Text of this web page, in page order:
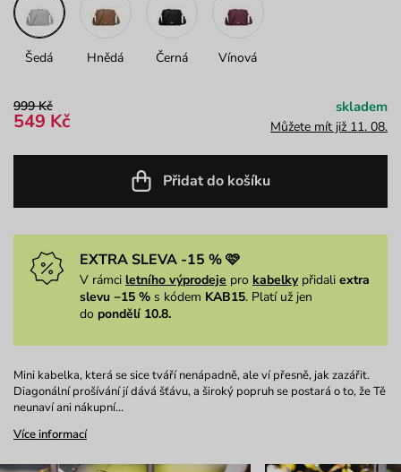
Šedá Hnědá Černá Vínová
999 Kč
549 Kč
skladem
Můžete mít již 11. 08.
Přidat do košíku
EXTRA SLEVA -15 % 🩷
V rámci letního výprodeje pro kabelkypřidali extra
slevu −15 % s kódem KAB15. Platí už jen
do pondělí 10.8.
Mini kabelka, která se sice tváří nenápadně, ale ví přesně, jak zazářit.
Diagonální prošívání jí dává šťávu, a široký popruh se postará o to, že Tě
neunaví ani nákupní…
Více informací